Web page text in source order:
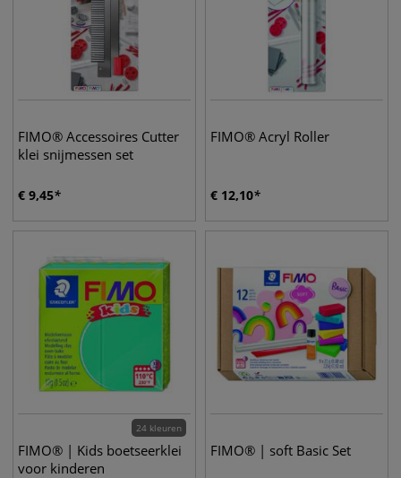
FIMO® Accessoires Cutter
klei snijmessen set
€ 9,45
FIMO® Acryl Roller
€ 12,10
24 kleuren
FIMO® | Kids boetseerklei
voor kinderen
FIMO® | soft Basic Set